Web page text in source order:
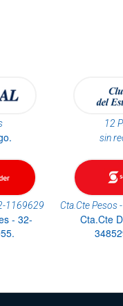
12
sin
1169629
- 32-
Cta.Cte Pesos
Cta.Cte